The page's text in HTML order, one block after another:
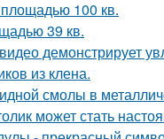
100 кв.
39 кв.
демонстрирует
из клена.
смолы в
может стать